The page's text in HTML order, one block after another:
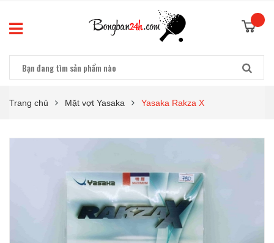
Trang chủ Mặt vợt Yasaka Yasaka Rakza X